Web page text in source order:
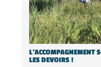
L’ACCOMPAGNEMENT
LES DEVOIRS !